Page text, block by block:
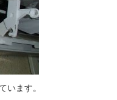
います。